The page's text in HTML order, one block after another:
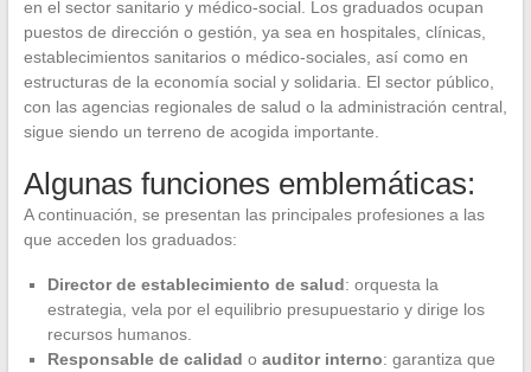
en el sector sanitario y médico-social. Los graduados ocupan
puestos de dirección o gestión, ya sea en hospitales, clínicas,
establecimientos sanitarios o médico-sociales, así como en
estructuras de la economía social y solidaria. El sector público,
con las agencias regionales de salud o la administración central,
sigue siendo un terreno de acogida importante.
Algunas funciones emblemáticas:
A continuación, se presentan las principales profesiones a las
que acceden los graduados:
Director de establecimiento de salud: orquesta la
estrategia, vela por el equilibrio presupuestario y dirige los
recursos humanos.
Responsable de calidad o auditor interno: garantiza que